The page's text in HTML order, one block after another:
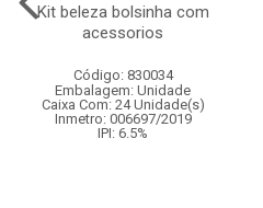
Kit beleza bolsinha com
acessorios
Código: 830034
Embalagem: Unidade
Caixa Com: 24 Unidade(s)
Inmetro: 006697/2019
IPI: 6.5%